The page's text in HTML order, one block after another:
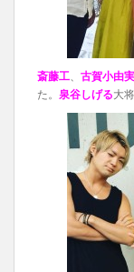
斎藤工、 古賀小由実
た。 泉谷しげる大